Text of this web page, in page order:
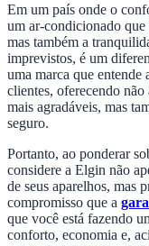
Em um país onde o
um ar-condicionado que
mas também a
imprevistos, é um
uma marca que entende
clientes, oferecendo não
mais agradáveis, mas
seguro.
Portanto, ao ponderar
considere a Elgin não
de seus aparelhos, mas
compromisso que a
que você está fazendo
conforto, economia e,